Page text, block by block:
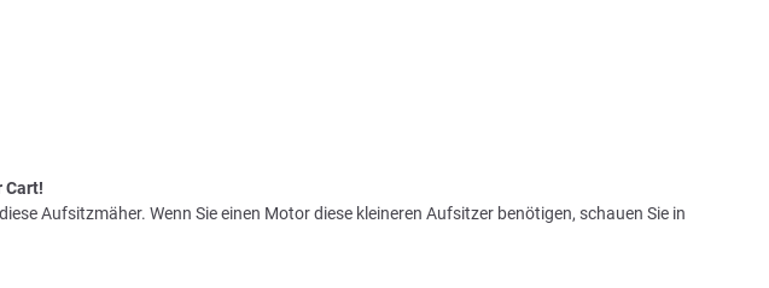
Cart!
Aufsitzmäher. Wenn Sie einen Motor diese kleineren Aufsitzer benötigen, schauen Sie in